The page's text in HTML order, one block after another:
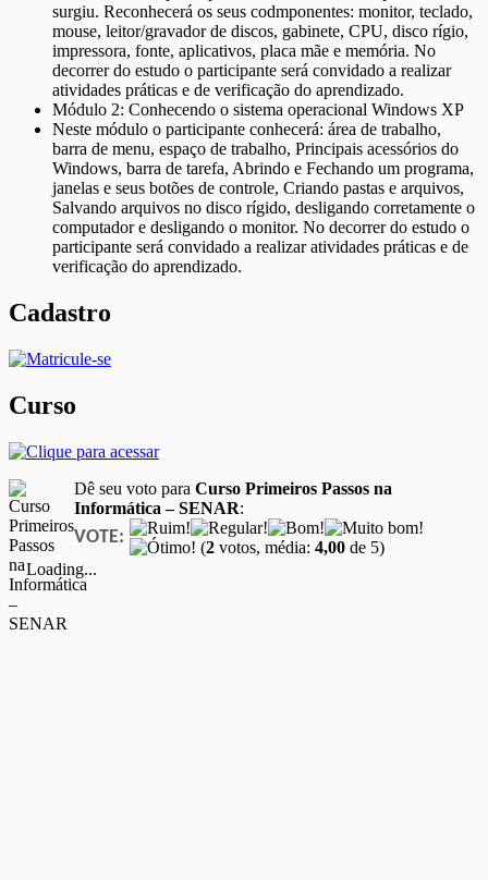
surgiu. Reconhecerá os seus codmponentes: monitor, teclado,
mouse, leitor/gravador de discos, gabinete, CPU, disco rígio,
impressora, fonte, aplicativos, placa mãe e memória. No
decorrer do estudo o participante será convidado a realizar
atividades práticas e de verificação do aprendizado.
Módulo 2: Conhecendo o sistema operacional Windows XP
Neste módulo o participante conhecerá: área de trabalho,
barra de menu, espaço de trabalho, Principais acessórios do
Windows, barra de tarefa, Abrindo e Fechando um programa,
janelas e seus botões de controle, Criando pastas e arquivos,
Salvando arquivos no disco rígido, desligando corretamente o
computador e desligando o monitor. No decorrer do estudo o
participante será convidado a realizar atividades práticas e de
verificação do aprendizado.
Cadastro
Curso
Dê seu voto para Curso Primeiros Passos na
Informática – SENAR:
VOTE: (2 votos, média: 4,00 de 5)
Loading...